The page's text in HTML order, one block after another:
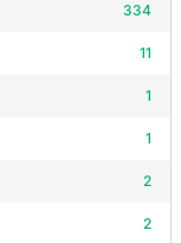
334
11
1
1
2
2